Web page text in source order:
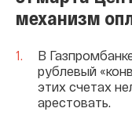
механизм
В
рублевый
этих счетах
арестовать.